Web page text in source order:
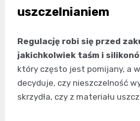
uszczelnianiem
Regulację robi się przed
jakichkolwiek taśm i
który często jest pomijany, a
decyduje, czy nieszczelność
skrzydła, czy z materiału